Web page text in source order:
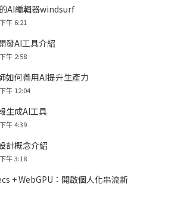
AI編輯器windsurf
午 6:21
發AI工具介紹
午 2:58
如何善用AI提升生產力
午 12:04
生成AI工具
午 4:39
計概念介紹
午 3:18
+ WebGPU：開啟個人化串流新